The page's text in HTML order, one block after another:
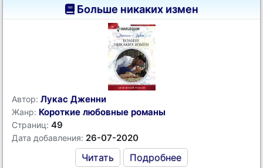
Больше никаких измен
Автор: Лукас Дженни
Жанр: Короткие любовные романы
Страниц: 49
Дата добавления: 26-07-2020
Читать Подробнее